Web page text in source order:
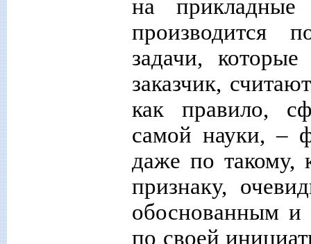
на
производится
задачи,
заказчик,
как правило,
самой науки, –
даже по такому,
признаку,
обоснованным и
по своей